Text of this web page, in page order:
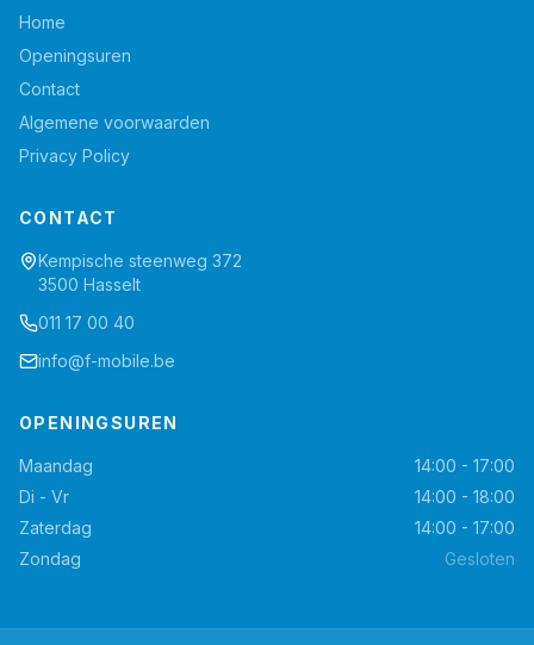
Home
Openingsuren
Contact
Algemene voorwaarden
Privacy Policy
CONTACT
Kempische steenweg 372
3500 Hasselt
011 17 00 40
info@f-mobile.be
OPENINGSUREN
Maandag
14:00 - 17:00
Di - Vr
14:00 - 18:00
Zaterdag
14:00 - 17:00
Zondag
Gesloten